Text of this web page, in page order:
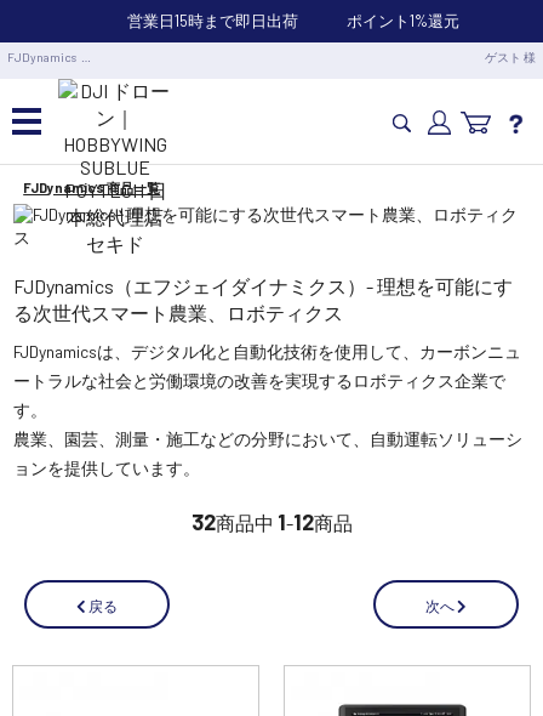
営業日15時まで即日出荷 ポイント1%還元
FJDynamics … ゲスト 様
カメラドローン・生活家電
業務用ドローン・業務関連製品
FJDynamics 商品一覧
FJDynamics（エフジェイダイナミクス）- 理想を可能にす
る次世代スマート農業、ロボティクス
FJDynamicsは、デジタル化と自動化技術を使用して、カーボンニュ
ートラルな社会と労働環境の改善を実現するロボティクス企業で
す。
農業、園芸、測量・施工などの分野において、自動運転ソリューシ
ョンを提供しています。
32商品中 1-12商品
戻る 次へ